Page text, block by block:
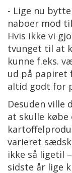
- Lige nu
naboer mod
Hvis ikke vi
tvunget til at
kunne f.eks.
ud på papiret
altid godt for
Desuden ville
at skulle
varieret
ikke så ligetil
sidste år lige